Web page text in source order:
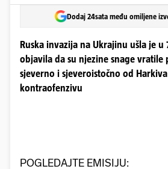
Dodaj 24sata među omiljene
Ruska invazija na Ukrajinu ušla je
objavila da su njezine snage vratile
sjeverno i sjeveroistočno od
kontraofenzivu
POGLEDAJTE EMISIJU: